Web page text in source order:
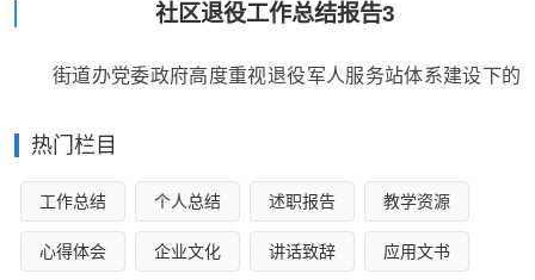
社区退役工作总结报告3
街道办党委政府高度重视退役军人服务站体系建设下的
各项工作制度，广泛深入开展宣传教育工作，增强全民双拥
意识。
办事处党委、党政府充分认识到双拥工作的重要意义，
热门栏目
工作总结 个人总结 述职报告 教学资源
心得体会 企业文化 讲话致辞 应用文书